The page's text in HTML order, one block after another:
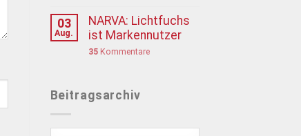
03
Aug.
NARVA: Lichtfuchs
ist Markennutzer
35Kommentare
Beitragsarchiv